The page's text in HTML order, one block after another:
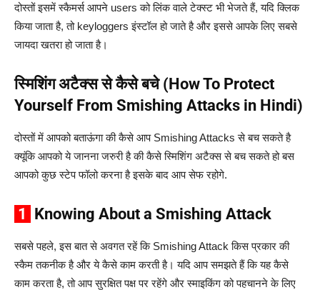
दोस्तों इसमें स्कैमर्स आपने users को लिंक वाले टेक्स्ट भी भेजते हैं, यदि क्लिक
किया जाता है, तो keyloggers इंस्टॉल हो जाते है और इससे आपके लिए सबसे
जायदा खतरा हो जाता है।
स्मिशिंग अटैक्स से कैसे बचे (How To Protect
Yourself From Smishing Attacks in Hindi)
दोस्तों में आपको बताऊंगा की कैसे आप Smishing Attacks से बच सकते है
क्यूंकि आपको ये जानना जरुरी है की कैसे स्मिशिंग अटैक्स से बच सकते हो बस
आपको कुछ स्टेप फॉलो करना है इसके बाद आप सेफ रहोगे.
1 Knowing About a Smishing Attack
सबसे पहले, इस बात से अवगत रहें कि Smishing Attack किस प्रकार की
स्कैम तकनीक है और ये कैसे काम करती है। यदि आप समझते हैं कि यह कैसे
काम करता है, तो आप सुरक्षित पक्ष पर रहेंगे और स्माइकिंग को पहचानने के लिए